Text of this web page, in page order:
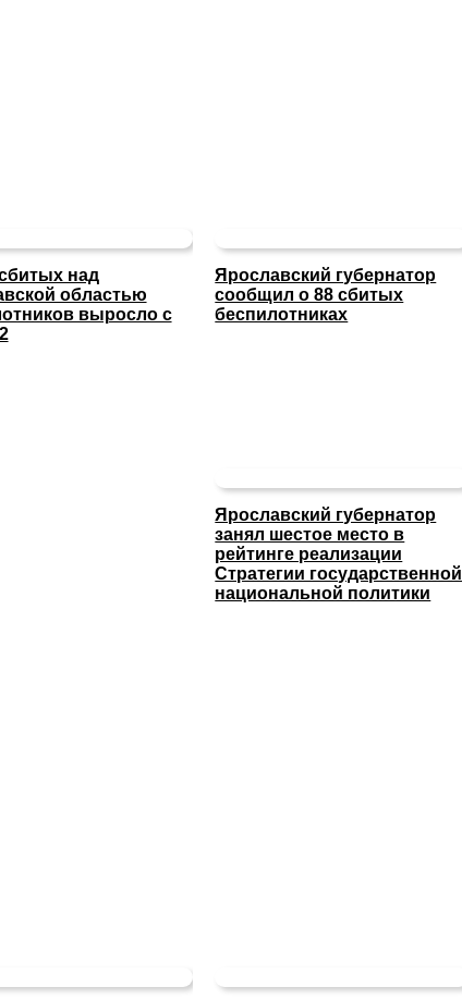
над
областью
выросло с
Ярославский губернатор
сообщил о 88 сбитых
беспилотниках
Ярославский губернатор
занял шестое место в
рейтинге реализации
Стратегии государственной
национальной политики